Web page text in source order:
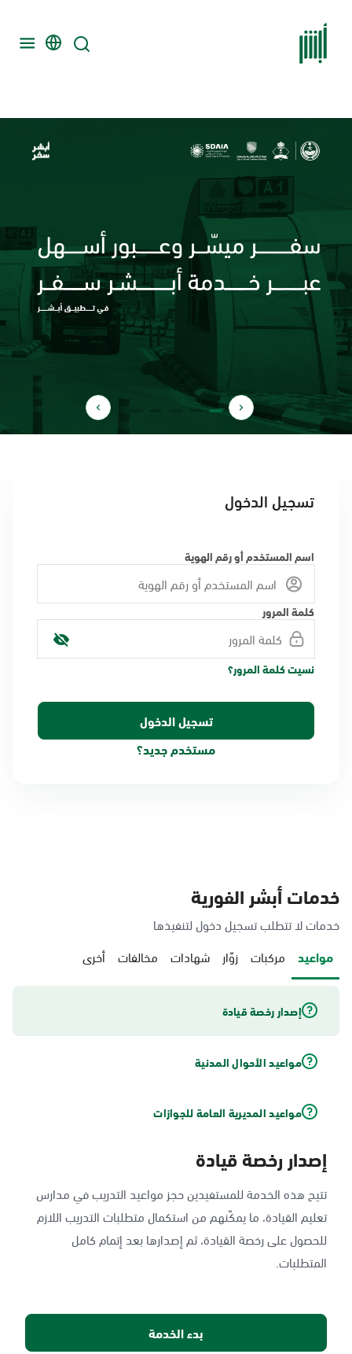
تسجيل الدخول
اسم المستخدم أو رقم الهوية
كلمة المرور
نسيت كلمة المرور؟
مستخدم جديد؟
خدمات أبشر الفورية
خدمات لا تتطلب تسجيل دخول لتنفيذها
مواعيد مركبات زوّار شهادات مخالفات أخرى
إصدار رخصة قيادة
مواعيد الأحوال المدنية
مواعيد المديرية العامة للجوازات
إصدار رخصة قيادة
تتيح هذه الخدمة للمستفيدين حجز مواعيد التدريب في مدارس
تعليم القيادة، ما يمكّنهم من استكمال متطلبات التدريب اللازم
للحصول على رخصة القيادة، ثم إصدارها بعد إتمام كامل
المتطلبات.
بدء الخدمة